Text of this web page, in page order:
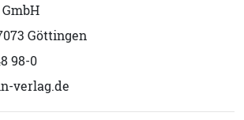
Göttingen
98-0
verlag.de